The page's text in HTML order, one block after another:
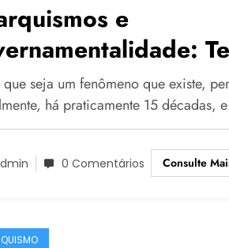
e
em Ciências
pela
Católica
seja um fenômeno que existe,
há praticamente 15 décadas,
0 Comentários Consulte